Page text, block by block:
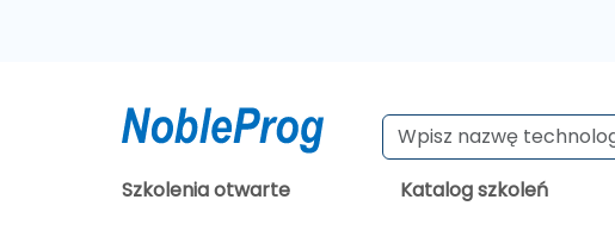
Szkolenia otwarte Katalog szkoleń